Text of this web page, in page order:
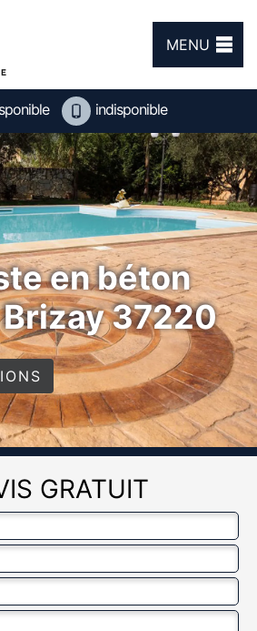
MENU
indisponible
en béton
37220
GRATUIT